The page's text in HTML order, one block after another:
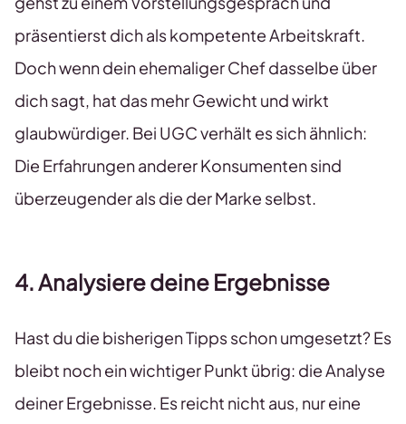
präsentierst dich als kompetente Arbeitskraft.
Doch wenn dein ehemaliger Chef dasselbe über
dich sagt, hat das mehr Gewicht und wirkt
glaubwürdiger. Bei UGC verhält es sich ähnlich:
Die Erfahrungen anderer Konsumenten sind
überzeugender als die der Marke selbst.
4. Analysiere deine Ergebnisse
Hast du die bisherigen Tipps schon umgesetzt? Es
bleibt noch ein wichtiger Punkt übrig: die Analyse
deiner Ergebnisse. Es reicht nicht aus, nur eine